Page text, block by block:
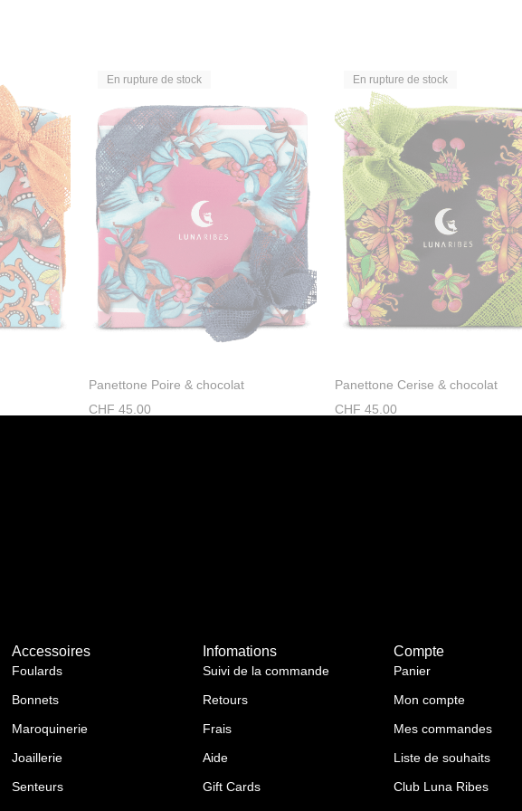
En rupture de stock
Panettone Poire & chocolat
CHF 45.00
En rupture de stock
Panettone Cerise & chocolat
CHF 45.00
Accessoires
Foulards
Bonnets
Maroquinerie
Joaillerie
Senteurs
Infomations
Suivi de la commande
Retours
Frais
Aide
Gift Cards
Compte
Panier
Mon compte
Mes commandes
Liste de souhaits
Club Luna Ribes